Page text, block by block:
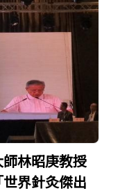
林昭庚教授
界針灸傑出